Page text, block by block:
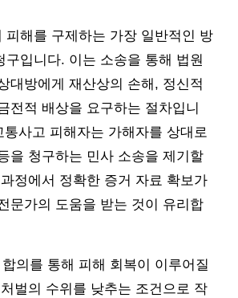
피해를 구제하는 가장 일반적인 방
구입니다. 이는 소송을 통해 법원
대방에게 재산상의 손해, 정신적
전적 배상을 요구하는 절차입니
사고 피해자는 가해자를 상대로
을 청구하는 민사 소송을 제기할
정에서 정확한 증거 자료 확보가
문가의 도움을 받는 것이 유리합
의를 통해 피해 회복이 이루어질
벌의 수위를 낮추는 조건으로 작